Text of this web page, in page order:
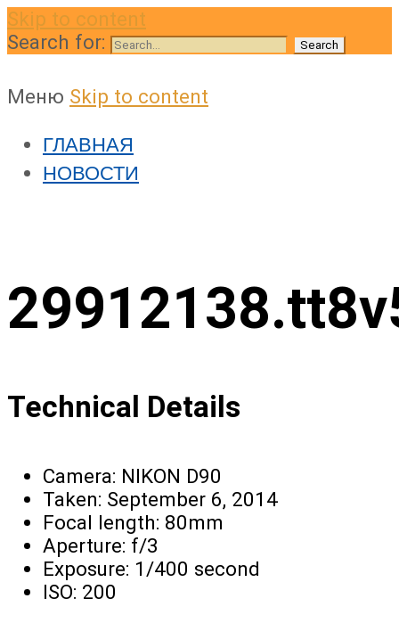
Skip to content
Search for:
Меню Skip to content
ГЛАВНАЯ
НОВОСТИ
Technical Details
Camera: NIKON D90
Taken: September 6, 2014
Focal length: 80mm
Aperture: f/3
Exposure: 1/400 second
ISO: 200